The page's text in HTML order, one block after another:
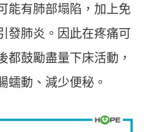
能有肺部塌陷，加上免
發肺炎。因此在疼痛可
都鼓勵盡量下床活動，
蠕動、減少便秘。